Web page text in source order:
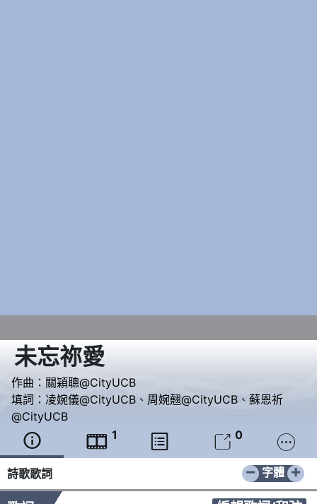
未忘祢愛
作曲： 關穎聰@CityUCB
填詞： 凌婉儀@CityUCB 、 周婉翹@CityUCB 、 蘇恩祈
@CityUCB
  1   0 
詩歌歌詞 − +
字體